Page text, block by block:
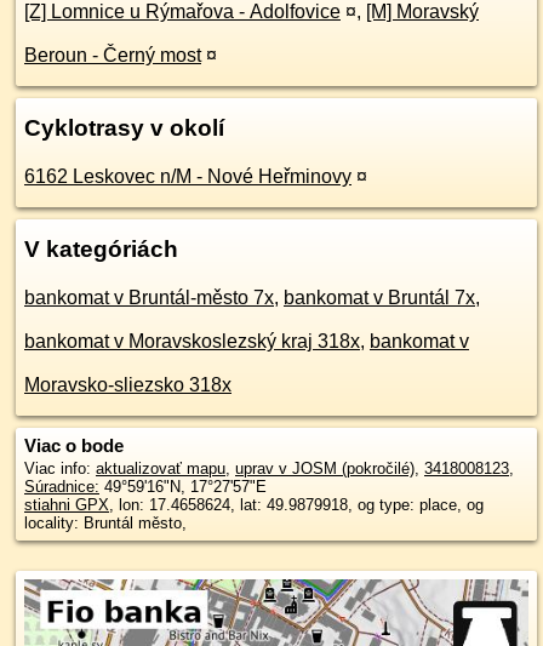
[Z] Lomnice u Rýmařova - Adolfovice ¤, [M] Moravský
Beroun - Černý most ¤
Cyklotrasy v okolí
6162 Leskovec n/M - Nové Heřminovy ¤
V kategóriách
bankomat v Bruntál-město 7x, bankomat v Bruntál 7x,
bankomat v Moravskoslezský kraj 318x, bankomat v
Moravsko-sliezsko 318x
Viac o bode
Viac info: aktualizovať mapu, uprav v JOSM (pokročilé), 3418008123,
Súradnice: 49°59'16"N, 17°27'57"E
stiahni GPX, lon: 17.4658624, lat: 49.9879918, og type: place, og
locality: Bruntál město,